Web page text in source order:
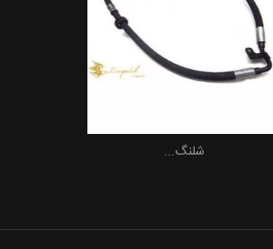
افزودن به سبد خرید
شلنگ...